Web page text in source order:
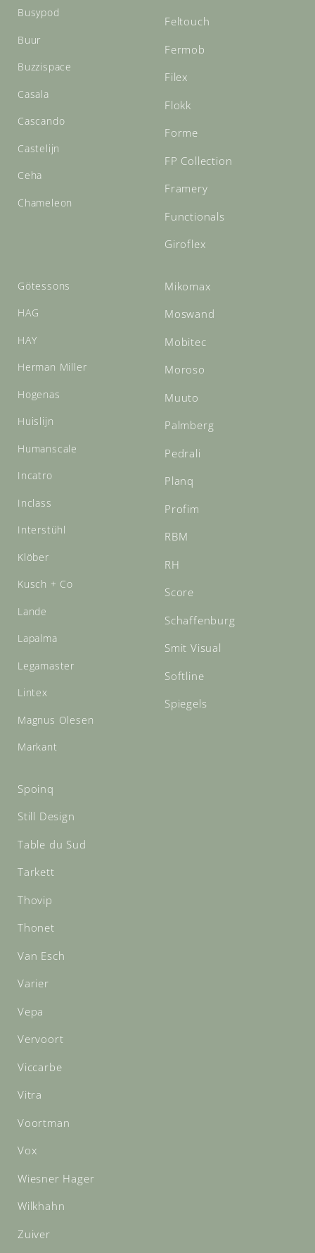
Busypod
Buur
Buzzispace
Casala
Cascando
Castelijn
Ceha
Chameleon
Feltouch
Fermob
Filex
Flokk
Forme
FP Collection
Framery
Functionals
Giroflex
Götessons
HAG
HAY
Herman Miller
Hogenas
Huislijn
Humanscale
Incatro
Inclass
Interstühl
Klöber
Kusch + Co
Lande
Lapalma
Legamaster
Lintex
Magnus Olesen
Markant
Mikomax
Moswand
Mobitec
Moroso
Muuto
Palmberg
Pedrali
Planq
Profim
RBM
RH
Score
Schaffenburg
Smit Visual
Softline
Spiegels
Spoinq
Still Design
Table du Sud
Tarkett
Thovip
Thonet
Van Esch
Varier
Vepa
Vervoort
Viccarbe
Vitra
Voortman
Vox
Wiesner Hager
Wilkhahn
Zuiver